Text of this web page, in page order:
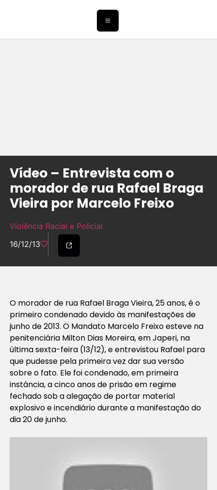
Vídeo – Entrevista com o
morador de rua Rafael Braga
Vieira por Marcelo Freixo
Violência Racial e Policial
16/12/13
O morador de rua Rafael Braga Vieira, 25 anos, é o
primeiro condenado devido às manifestações de
junho de 2013. O Mandato Marcelo Freixo esteve na
penitenciária Milton Dias Moreira, em Japeri, na
última sexta-feira (13/12), e entrevistou Rafael para
que pudesse pela primeira vez dar sua versão
sobre o fato. Ele foi condenado, em primeira
instância, a cinco anos de prisão em regime
fechado sob a alegação de portar material
explosivo e incendiário durante a manifestação do
dia 20 de junho.